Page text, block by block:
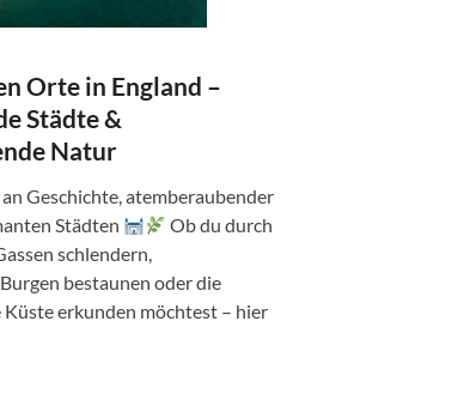
Orte in England –
Städte &
Natur
Geschichte, atemberaubender
Städten
Ob du durch
schlendern,
bestaunen oder die
erkunden möchtest – hier